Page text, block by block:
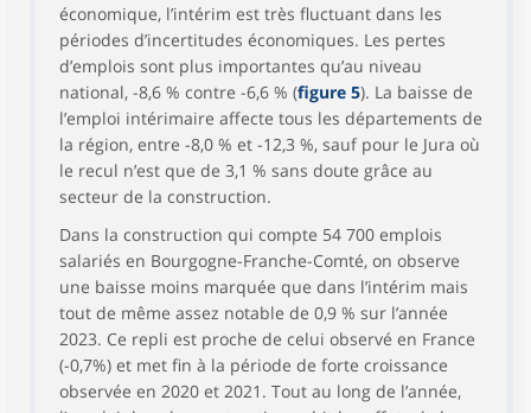
Intérim 34,0 -8,6
-6,6
Services aux
ménages
41,5 0,7
Tertiaire non
marchand
351,6 0,9 0,9
Total 997,1 0,1
économique, l’intérim est très fluctuant dans les
périodes d’incertitudes économiques. Les pertes
d’emplois sont plus importantes qu’au niveau
national, -8,6 % contre -6,6 % (figure 5). La baisse de
l’emploi intérimaire affecte tous les départements de
la région, entre -8,0 % et -12,3 %, sauf pour le Jura où
le recul n’est que de 3,1 % sans doute grâce au
secteur de la construction.
Dans la construction qui compte 54 700 emplois
salariés en Bourgogne-Franche-Comté, on observe
une baisse moins marquée que dans l’intérim mais
tout de même assez notable de 0,9 % sur l’année
2023. Ce repli est proche de celui observé en France
(-0,7%) et met fin à la période de forte croissance
observée en 2020 et 2021. Tout au long de l’année,